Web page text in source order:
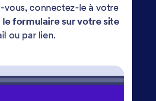
connectez-le à votre
formulaire sur votre site
ou par lien.